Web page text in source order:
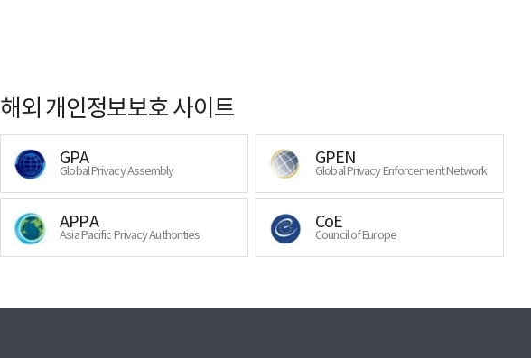
해외 개인정보보호 사이트
GPA
Global Privacy Assembly
GPEN
Global Privacy Enforcement Network
APPA
Asia Pacific Privacy Authorities
CoE
Council of Europe